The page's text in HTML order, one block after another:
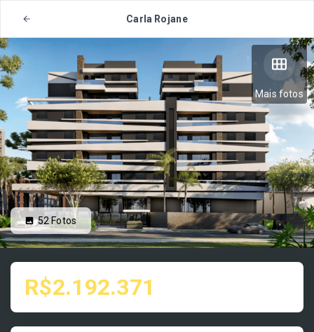
Carla Rojane
Mais fotos
52 Fotos
R$2.192.371